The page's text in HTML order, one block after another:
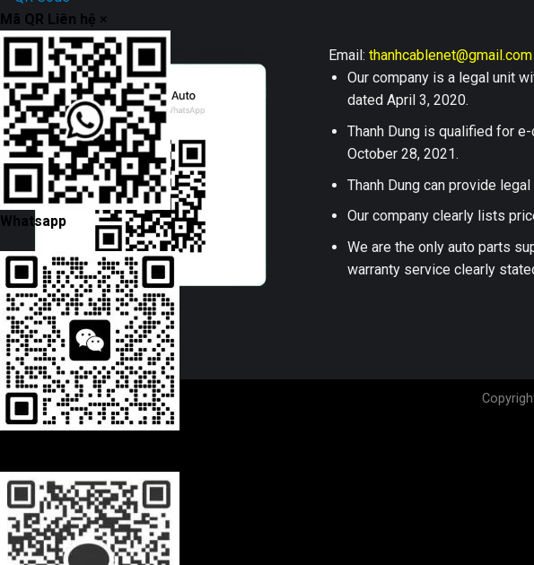
Email: thanhcablenet@gmail.com
Our company is a legal unit
dated April 3, 2020.
Thanh Dung is qualified for
October 28, 2021.
Thanh Dung can provide
Our company clearly lists
We are the only auto parts
warranty service clearly
Mã QR Liên hệ ×
Whatsapp